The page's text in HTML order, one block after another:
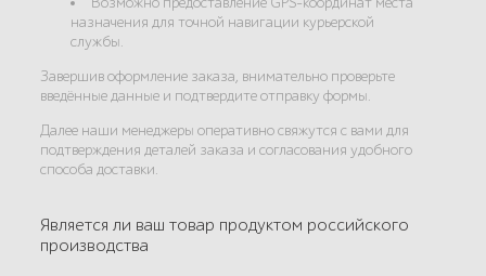
назначения для точной навигации курьерской
службы.
Завершив оформление заказа, внимательно проверьте
введённые данные и подтвердите отправку формы.
Далее наши менеджеры оперативно свяжутся с вами для
подтверждения деталей заказа и согласования удобного
способа доставки.
Является ли ваш товар продуктом российского
производства